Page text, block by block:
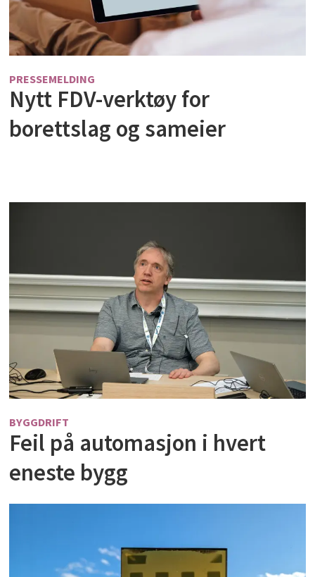
PRESSEMELDING
Nytt FDV-verktøy for
borettslag og sameier
BYGGDRIFT
Feil på automasjon i hvert
eneste bygg